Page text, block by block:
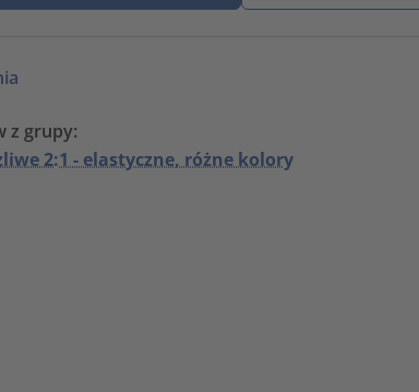
z grupy:
2:1 - elastyczne, różne kolory